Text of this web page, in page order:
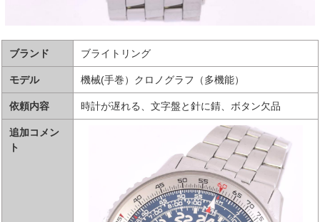
ブランド ブライトリング
モデル 機械(手巻）クロノグラフ（多機能）
依頼内容 時計が遅れる、文字盤と針に錆、ボタン欠品
追加コメン
ト